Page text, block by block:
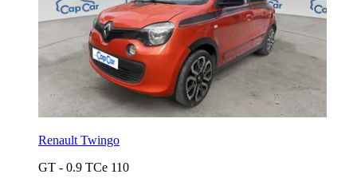
Renault Twingo
GT - 0.9 TCe 110